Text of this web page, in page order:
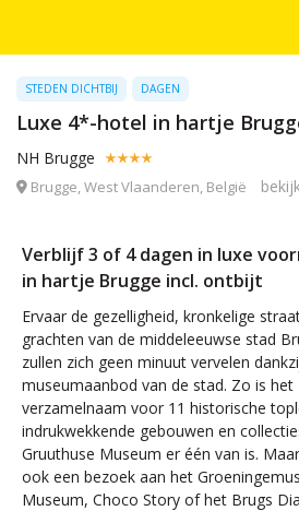
STEDEN DICHTBIJ DAGEN
Luxe 4*-hotel in hartje
NH Brugge
Brugge, West Vlaanderen, België
Verblijf 3 of 4 dagen in luxe
in hartje Brugge incl. ontbijt
Ervaar de gezelligheid, kronkelige
grachten van de middeleeuwse stad
zullen zich geen minuut vervelen
museumaanbod van de stad. Zo is
verzamelnaam voor 11 historische
indrukwekkende gebouwen en
Gruuthuse Museum er één van is.
ook een bezoek aan het
Museum, Choco Story of het Brugs